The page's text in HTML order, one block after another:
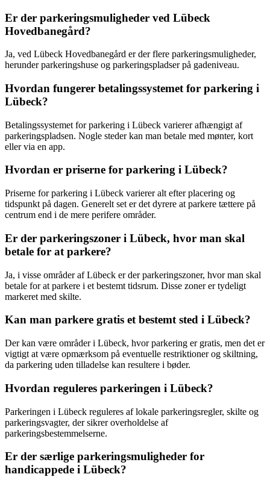
Er der parkeringsmuligheder ved Lübeck
Hovedbanegård?
Ja, ved Lübeck Hovedbanegård er der flere parkeringsmuligheder,
herunder parkeringshuse og parkeringspladser på gadeniveau.
Hvordan fungerer betalingssystemet for parkering i
Lübeck?
Betalingssystemet for parkering i Lübeck varierer afhængigt af
parkeringspladsen. Nogle steder kan man betale med mønter, kort
eller via en app.
Hvordan er priserne for parkering i Lübeck?
Priserne for parkering i Lübeck varierer alt efter placering og
tidspunkt på dagen. Generelt set er det dyrere at parkere tættere på
centrum end i de mere perifere områder.
Er der parkeringszoner i Lübeck, hvor man skal
betale for at parkere?
Ja, i visse områder af Lübeck er der parkeringszoner, hvor man skal
betale for at parkere i et bestemt tidsrum. Disse zoner er tydeligt
markeret med skilte.
Kan man parkere gratis et bestemt sted i Lübeck?
Der kan være områder i Lübeck, hvor parkering er gratis, men det er
vigtigt at være opmærksom på eventuelle restriktioner og skiltning,
da parkering uden tilladelse kan resultere i bøder.
Hvordan reguleres parkeringen i Lübeck?
Parkeringen i Lübeck reguleres af lokale parkeringsregler, skilte og
parkeringsvagter, der sikrer overholdelse af
parkeringsbestemmelserne.
Er der særlige parkeringsmuligheder for
handicappede i Lübeck?